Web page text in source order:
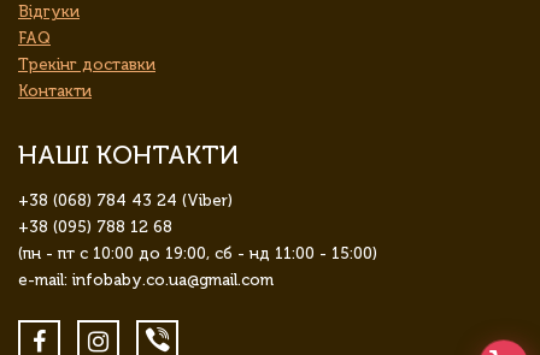
Відгуки
FAQ
Трекінг доставки
Контакти
НАШІ КОНТАКТИ
+38 (068) 784 43 24 (Viber)
+38 (095) 788 12 68
(пн - пт с 10:00 до 19:00, сб - нд 11:00 - 15:00)
e-mail: infobaby.co.ua@gmail.com